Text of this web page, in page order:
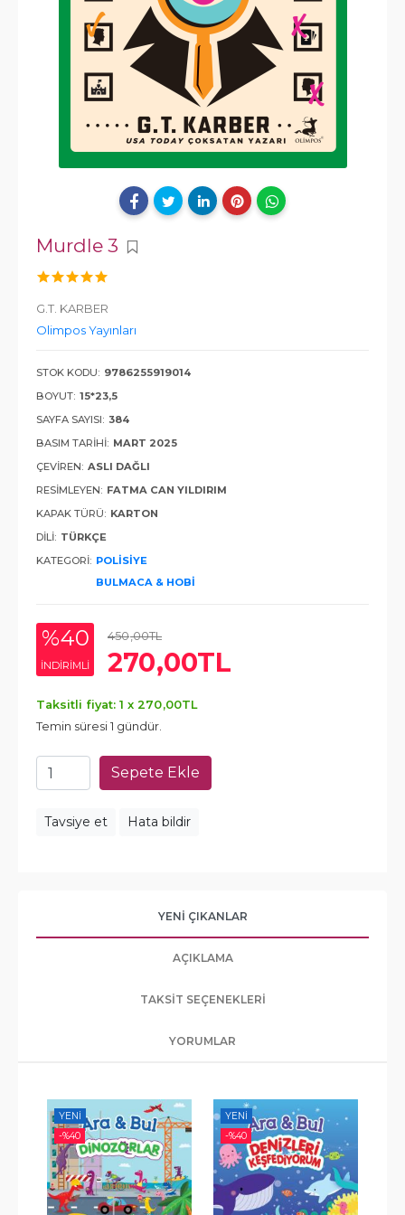
Murdle 3
G.T. KARBER
Olimpos Yayınları
STOK KODU: 9786255919014
BOYUT: 15*23,5
SAYFA SAYISI: 384
BASIM TARIHI: MART 2025
ÇEVIREN: ASLI DAĞLI
RESIMLEYEN: FATMA CAN YILDIRIM
KAPAK TÜRÜ: KARTON
DILI: TÜRKÇE
KATEGORI: POLISIYE
BULMACA & HOBI
%40
INDIRIMLI
450,00TL
270,00TL
Taksitli fiyat: 1 x 270,00TL
Temin süresi 1 gündür.
Sepete Ekle
Tavsiye et Hata bildir
YENI ÇIKANLAR
AÇIKLAMA
TAKSIT SEÇENEKLERI
YORUMLAR
YENI
-%40
YENI
-%40